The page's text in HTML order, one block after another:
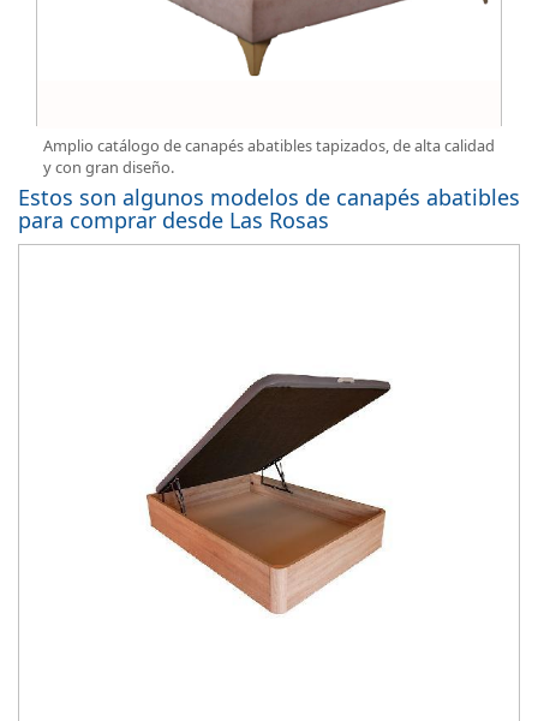
Amplio catálogo de canapés abatibles tapizados, de alta calidad
y con gran diseño.
Estos son algunos modelos de canapés abatibles
para comprar desde Las Rosas